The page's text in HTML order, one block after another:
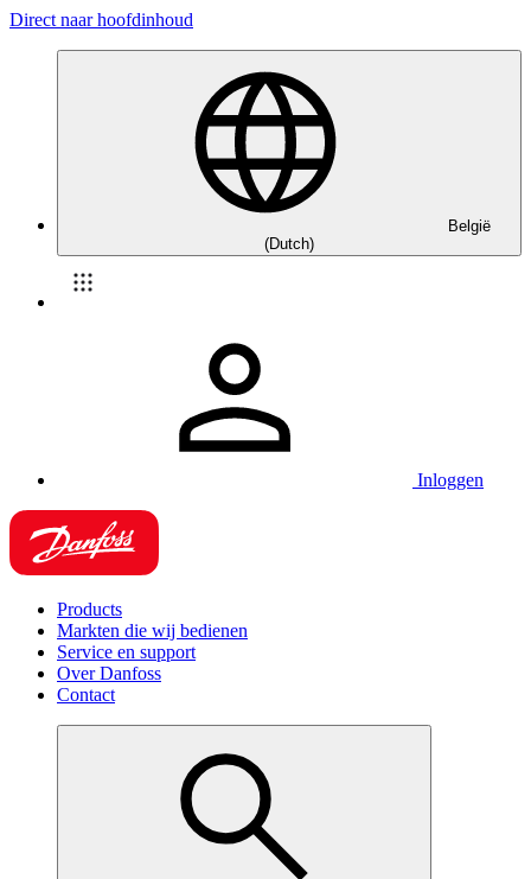
Direct naar hoofdinhoud
België
(Dutch)
Inloggen
Products
Markten die wij bedienen
Service en support
Over Danfoss
Contact